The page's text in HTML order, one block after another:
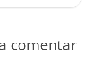
comentar